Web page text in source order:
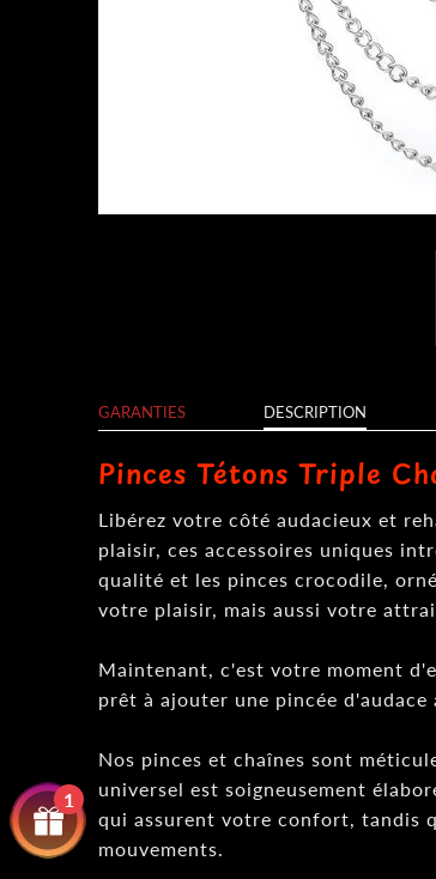
GARANTIES DESCRIPTION
Pinces Tétons Triple
Libérez votre côté audacieux et
plaisir, ces accessoires uniques
qualité et les pinces crocodile,
votre plaisir, mais aussi votre
Maintenant, c'est votre moment
prêt à ajouter une pincée d'audace
Nos pinces et chaînes sont
universel est soigneusement
qui assurent votre confort, tandis
mouvements.
1